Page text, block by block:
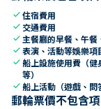
check住宿費用
check 交通費用
check 主餐廳的早餐、午
check表演、活動等娛樂項
check船上設施使用費（
等）
check船上活動（遊戲、問
郵輪票價不包含